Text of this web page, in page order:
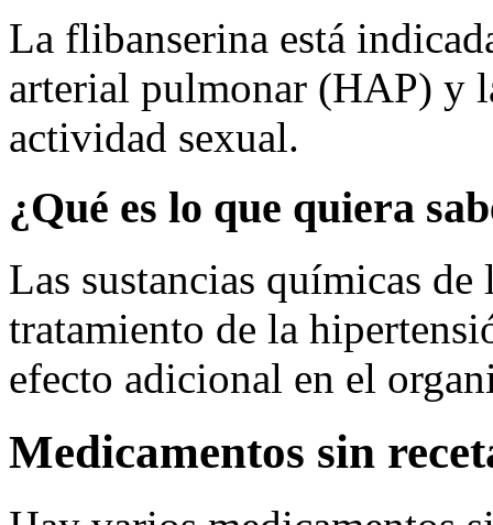
La flibanserina está
arterial pulmonar (HAP) y
actividad sexual.
¿Qué es lo que quiera
Las sustancias químicas
tratamiento de la
efecto adicional en el
Medicamentos sin